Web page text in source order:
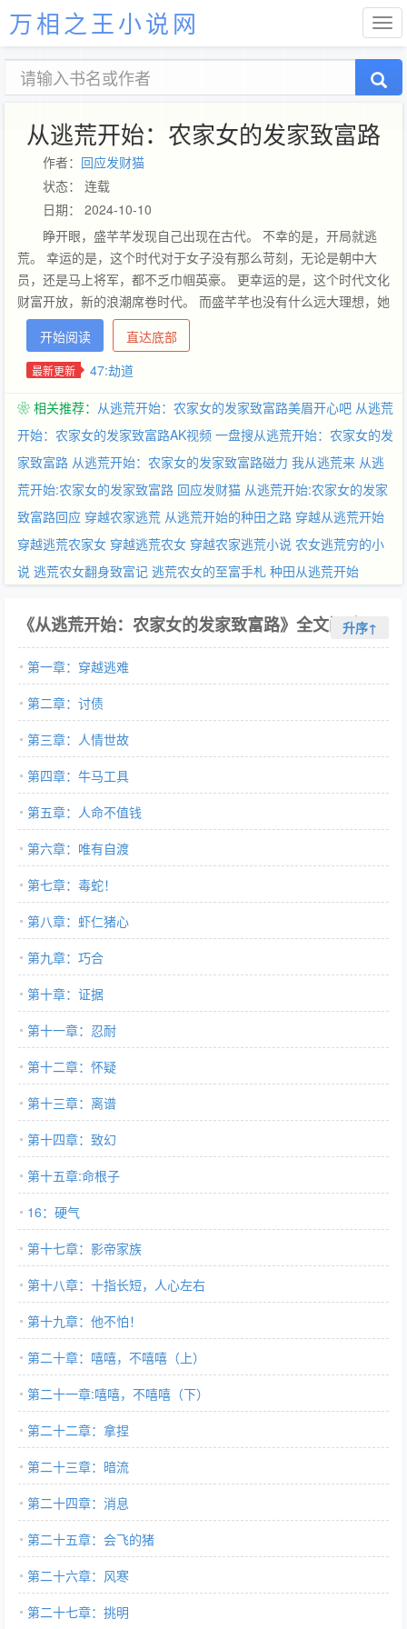
万相之王小说网
从逃荒开始：农家女的发家致富路
作者： 回应发财猫
状态： 连载
日期： 2024-10-10
睁开眼，盛芊芊发现自己出现在古代。 不幸的是，开局就逃
荒。 幸运的是，这个时代对于女子没有那么苛刻，无论是朝中大
员，还是马上将军，都不乏巾帼英豪。 更幸运的是，这个时代文化
财富开放，新的浪潮席卷时代。 而盛芊芊也没有什么远大理想，她
想的更多的则是—— 逃荒路上庇佑宠溺自己的家人和扮猪吃虎的
“夫婿”，在这个风雨飘泊的世界有自己和家人的一处安身立命之
地。 于是，从逃荒到郡城，从创办书肆搬运古典名著安身立命到开
古老而又伟大的时代，安心地当起了富婆。
开始阅读 直达底部
最新更新 47:劫道
❀ 相关推荐： 从逃荒开始：农家女的发家致富路美眉开心吧 从逃荒
开始：农家女的发家致富路AK视频 一盘搜从逃荒开始：农家女的发
家致富路 从逃荒开始：农家女的发家致富路磁力 我从逃荒来 从逃
荒开始:农家女的发家致富路 回应发财猫 从逃荒开始:农家女的发家
致富路回应 穿越农家逃荒 从逃荒开始的种田之路 穿越从逃荒开始
穿越逃荒农家女 穿越逃荒农女 穿越农家逃荒小说 农女逃荒穷的小
说 逃荒农女翻身致富记 逃荒农女的至富手札 种田从逃荒开始
《从逃荒开始：农家女的发家致富路》全文阅读
升序↑
第一章：穿越逃难
第二章：讨债
第三章：人情世故
第四章：牛马工具
第五章：人命不值钱
第六章：唯有自渡
第七章：毒蛇！
第八章：虾仁猪心
第九章：巧合
第十章：证据
第十一章：忍耐
第十二章：怀疑
第十三章：离谱
第十四章：致幻
第十五章:命根子
16：硬气
第十七章：影帝家族
第十八章：十指长短，人心左右
第十九章：他不怕！
第二十章：嘻嘻，不嘻嘻（上）
第二十一章:嘻嘻，不嘻嘻（下）
第二十二章：拿捏
第二十三章：暗流
第二十四章：消息
第二十五章：会飞的猪
第二十六章：风寒
第二十七章：挑明